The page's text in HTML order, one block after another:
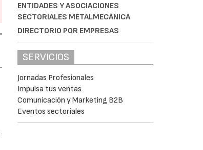
ENTIDADES Y ASOCIACIONES
SECTORIALES METALMECÁNICA
DIRECTORIO POR EMPRESAS
SERVICIOS
Jornadas Profesionales
Impulsa tus ventas
Comunicación y Marketing B2B
Eventos sectoriales